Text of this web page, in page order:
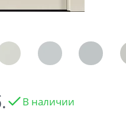
В наличии